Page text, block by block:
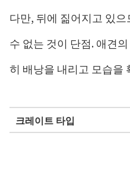
다만, 뒤에 짊어지고 있
수 없는 것이 단점. 애견
히 배낭을 내리고 모습을
크레이트 타입